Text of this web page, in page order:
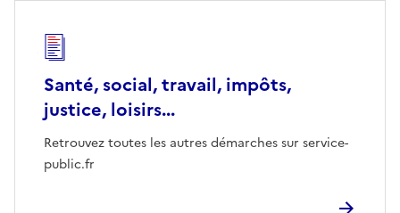
Santé, social, travail, impôts,
justice, loisirs...
Retrouvez toutes les autres démarches sur service-
public.fr